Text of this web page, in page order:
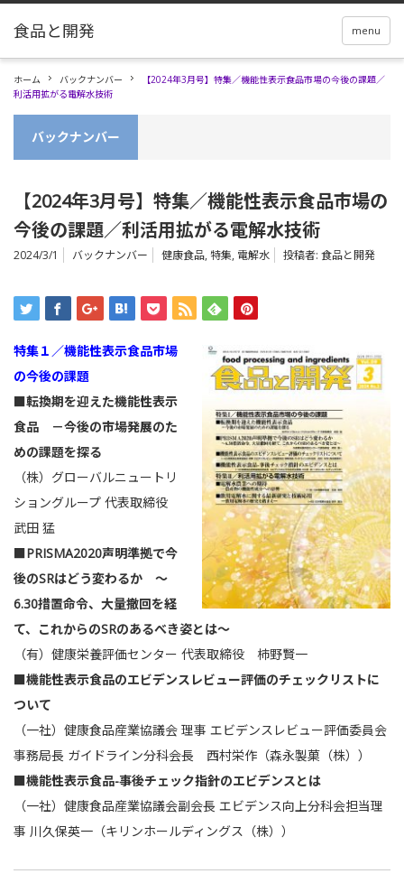
menu
ホーム バックナンバー
【2024年3月号】特集／機能性表示食品市場の今後の課題／
利活用拡がる電解水技術
バックナンバー
【2024年3月号】特集／機能性表示食品市場の
今後の課題／利活用拡がる電解水技術
2024/3/1 バックナンバー 健康食品, 特集, 電解水 投稿者: 食品と開発
特集１／機能性表示食品市場
の今後の課題
■転換期を迎えた機能性表示
食品 －今後の市場発展のた
めの課題を探る
（株）グローバルニュートリ
ショングループ 代表取締役
武田 猛
■PRISMA2020声明準拠で今
後のSRはどう変わるか ～
6.30措置命令、大量撤回を経
て、これからのSRのあるべき姿とは～
（有）健康栄養評価センター 代表取締役 柿野賢一
■機能性表示食品のエビデンスレビュー評価のチェックリストに
ついて
（一社）健康食品産業協議会 理事 エビデンスレビュー評価委員会
事務局長 ガイドライン分科会長 西村栄作（森永製菓（株））
■機能性表示食品-事後チェック指針のエビデンスとは
（一社）健康食品産業協議会副会長 エビデンス向上分科会担当理
事 川久保英一（キリンホールディングス（株））